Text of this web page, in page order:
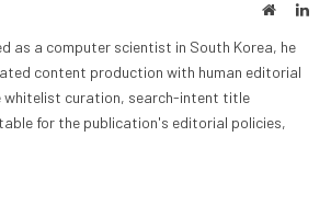
Website
as a computer scientist in South Korea, he
content production with human editorial
whitelist curation, search-intent title
for the publication's editorial policies,